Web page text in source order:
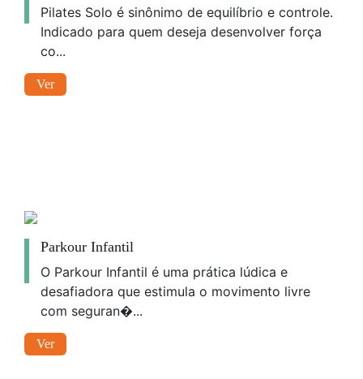
Pilates Solo é sinônimo de equilíbrio e controle.
Indicado para quem deseja desenvolver força
co...
Ver
Parkour Infantil
O Parkour Infantil é uma prática lúdica e
desafiadora que estimula o movimento livre
com seguran�...
Ver